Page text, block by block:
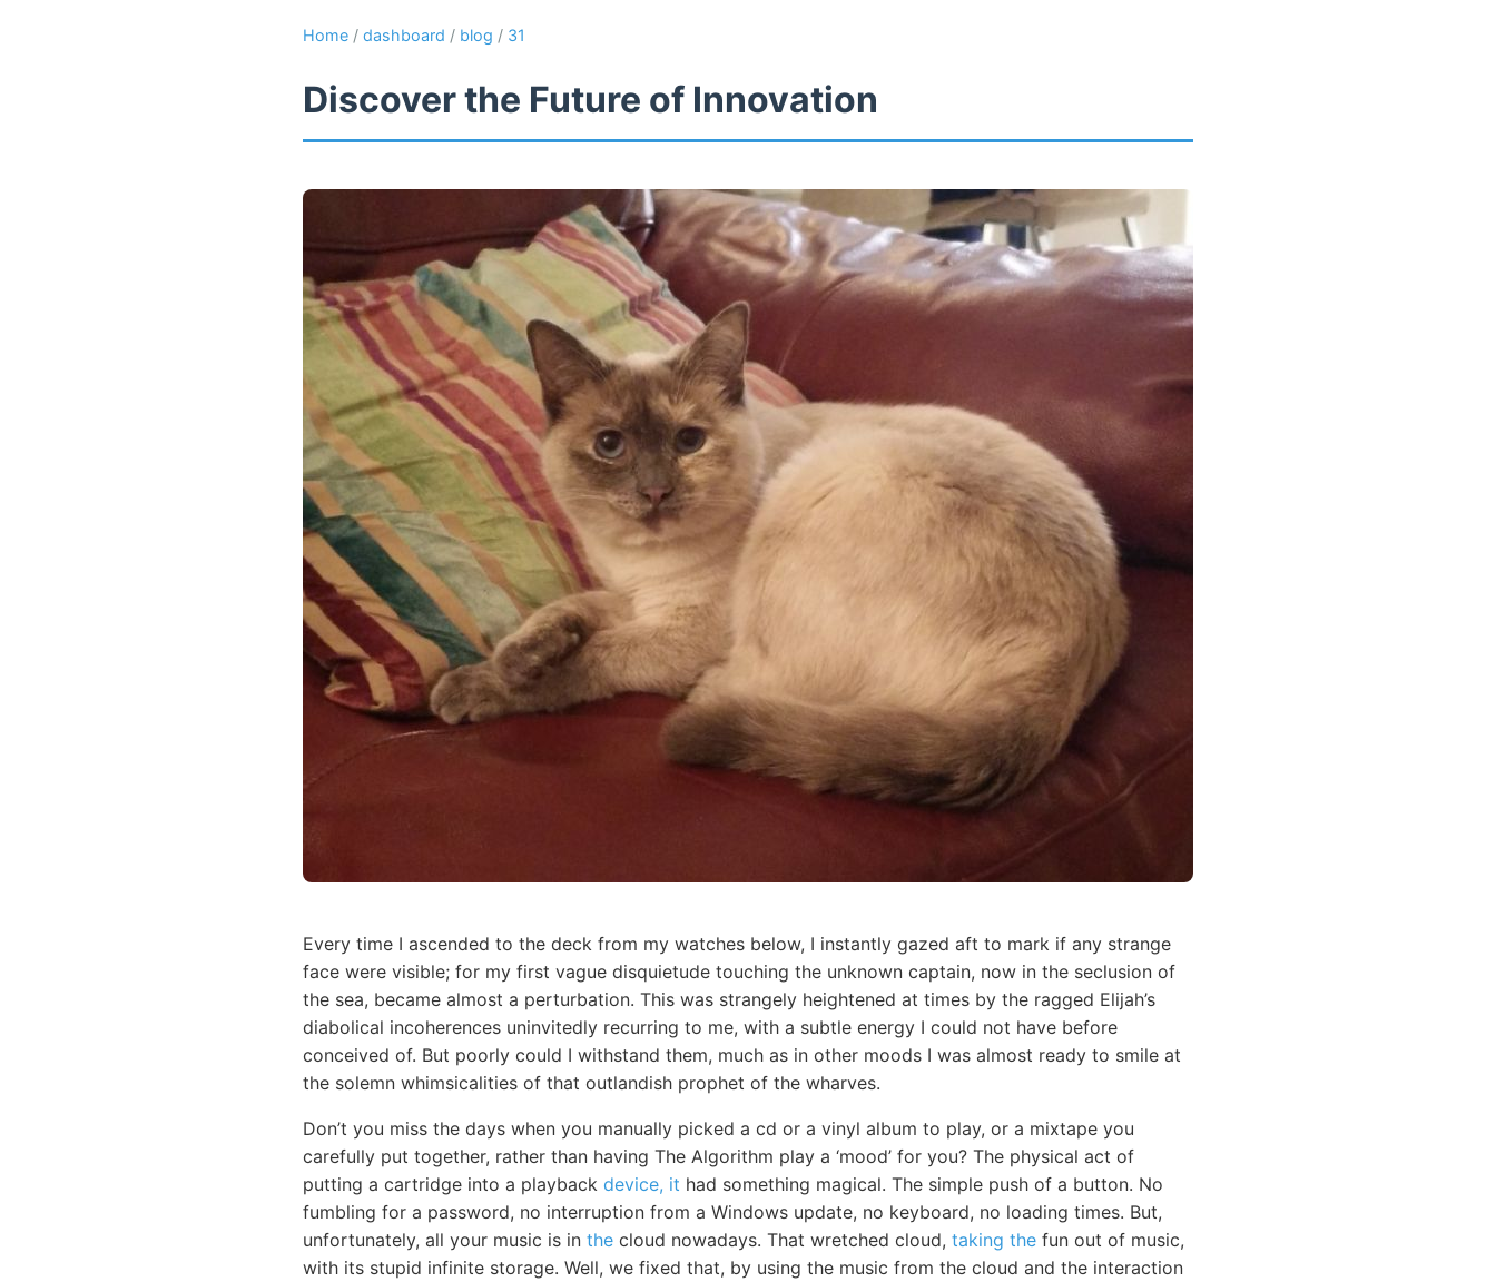
Home / dashboard / blog / 31
Discover the Future of Innovation
Every time I ascended to the deck from my watches below, I instantly gazed aft to mark if any strange
face were visible; for my first vague disquietude touching the unknown captain, now in the seclusion of
the sea, became almost a perturbation. This was strangely heightened at times by the ragged Elijah’s
diabolical incoherences uninvitedly recurring to me, with a subtle energy I could not have before
conceived of. But poorly could I withstand them, much as in other moods I was almost ready to smile at
the solemn whimsicalities of that outlandish prophet of the wharves.
Don’t you miss the days when you manually picked a cd or a vinyl album to play, or a mixtape you
carefully put together, rather than having The Algorithm play a ‘mood’ for you? The physical act of
putting a cartridge into a playback device, it had something magical. The simple push of a button. No
fumbling for a password, no interruption from a Windows update, no keyboard, no loading times. But,
unfortunately, all your music is in the cloud nowadays. That wretched cloud, taking the fun out of music,
with its stupid infinite storage. Well, we fixed that, by using the music from the cloud and the interaction